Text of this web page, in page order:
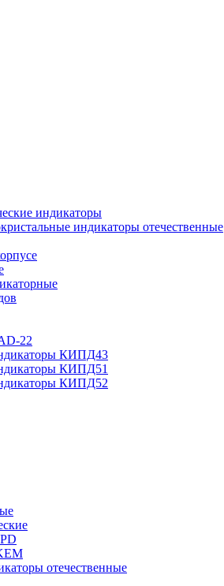
индикаторы
индикаторы отечественные
22
КИПД43
КИПД51
КИПД52
отечественные